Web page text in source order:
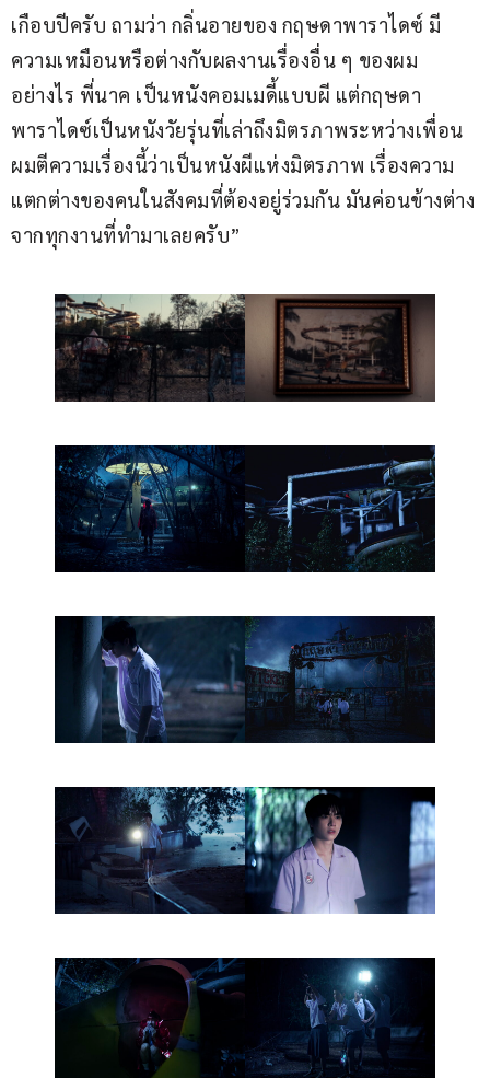
เกือบปีครับ ถามว่า กลิ่นอายของ กฤษดาพาราไดซ์ มี
ความเหมือนหรือต่างกับผลงานเรื่องอื่น ๆ ของผม
อย่างไร พี่นาค เป็นหนังคอมเมดี้แบบผี แต่กฤษดา
พาราไดซ์เป็นหนังวัยรุ่นที่เล่าถึงมิตรภาพระหว่างเพื่อน
ผมตีความเรื่องนี้ว่าเป็นหนังผีแห่งมิตรภาพ เรื่องความ
แตกต่างของคนในสังคมที่ต้องอยู่ร่วมกัน มันค่อนข้างต่าง
จากทุกงานที่ทำมาเลยครับ”